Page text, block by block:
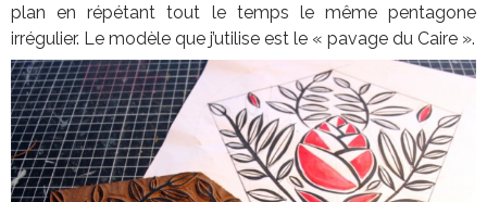
plan en répétant tout le temps le même pentagone
irrégulier. Le modèle que j’utilise est le « pavage du Caire ».